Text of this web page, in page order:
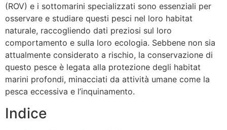
(ROV) e i sottomarini specializzati sono essenziali per
osservare e studiare questi pesci nel loro habitat
naturale, raccogliendo dati preziosi sul loro
comportamento e sulla loro ecologia. Sebbene non sia
attualmente considerato a rischio, la conservazione di
questo pesce è legata alla protezione degli habitat
marini profondi, minacciati da attività umane come la
pesca eccessiva e l’inquinamento.
Indice